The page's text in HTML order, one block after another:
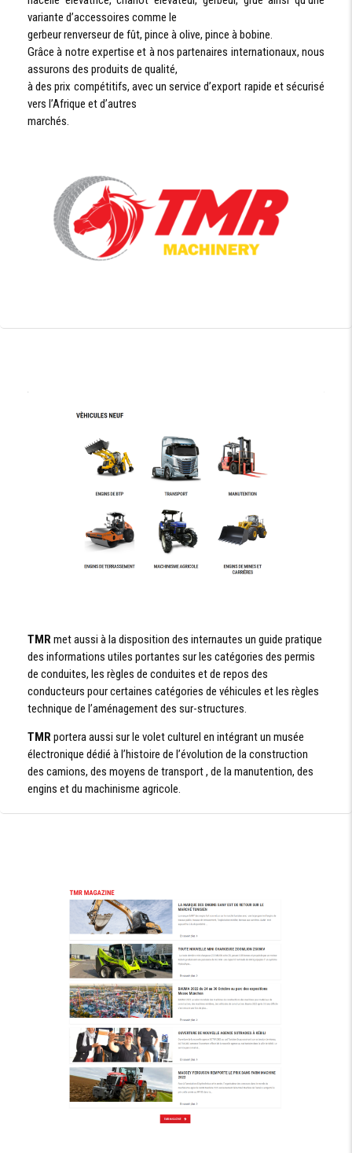
variante d’accessoires comme le
gerbeur renverseur de fût, pince à olive, pince à bobine.
Grâce à notre expertise et à nos partenaires internationaux, nous
assurons des produits de qualité,
à des prix compétitifs, avec un service d’export rapide et sécurisé
vers l’Afrique et d’autres
marchés.
TMRmet aussi à la disposition des internautes un guide pratique
des informations utiles portantes sur les catégories des permis
de conduites, les règles de conduites et de repos des
conducteurs pour certaines catégories de véhicules et les règles
technique de l’aménagement des sur-structures.
TMRportera aussi sur le volet culturel en intégrant un musée
électronique dédié à l’histoire de l’évolution de la construction
des camions, des moyens de transport , de la manutention, des
engins et du machinisme agricole.